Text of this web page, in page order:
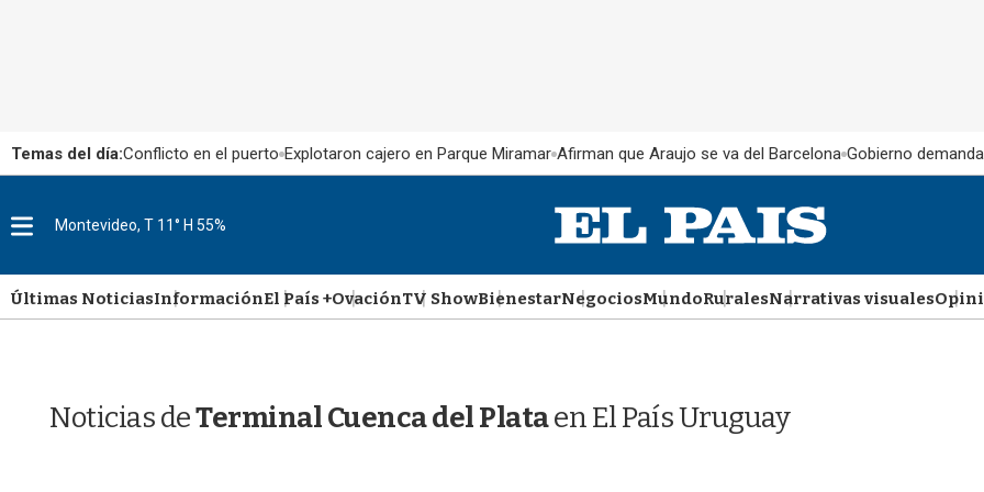
Temas del día:Conflicto en el puerto Explotaron cajero en Parque Miramar Afirman que Araujo se va del Barcelona Gobierno
M
u
Montevideo, T 11° H 55%
Últimas NoticiasInformaciónEl País +OvaciónTV ShowBienestarNegociosMundoRuralesNarrativas visuales
Noticias deTerminal Cuenca del Plataen El País Uruguay